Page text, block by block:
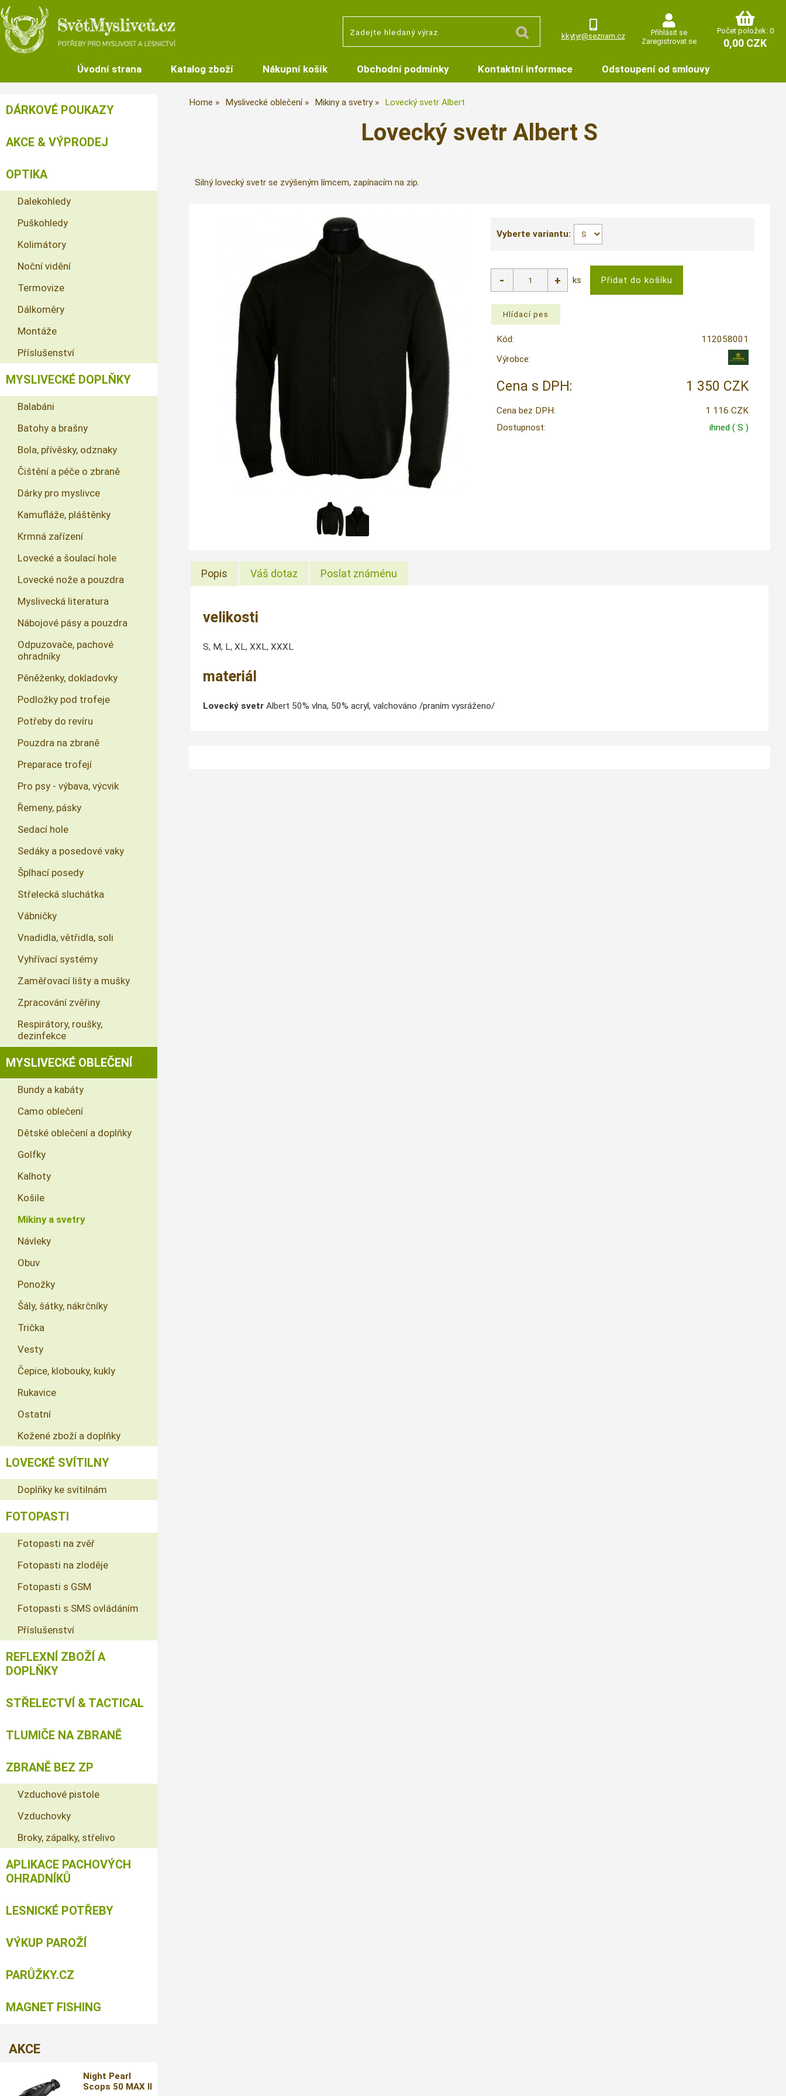
kkytyr@seznam.cz
Přihlásit se
Zaregistrovat se
Počet položek: 0
0,00 CZK
Úvodní strana Katalog zboží Nákupní košík Obchodní podmínky Kontaktní informace Odstoupení od smlouvy
Home Myslivecké oblečení Mikiny a svetry Lovecký svetr Albert
Lovecký svetr Albert S
Silný lovecký svetr se zvýšeným límcem, zapínacím na zip.
Vyberte variantu:
ks
Kód:
112058001
Výrobce:
Cena s DPH: 1 350 CZK
Cena bez DPH:
1 116 CZK
Dostupnost:
ihned ( S )
Popis Váš dotaz Poslat známénu
velikosti
S, M, L, XL, XXL, XXXL
materiál
Lovecký svetr Albert 50% vlna, 50% acryl, valchováno /praním vysráženo/
DÁRKOVÉ POUKAZY
AKCE & VÝPRODEJ
OPTIKA
Dalekohledy
Puškohledy
Kolimátory
Noční vidění
Termovize
Dálkoměry
Montáže
Příslušenství
MYSLIVECKÉ DOPLŇKY
Balabáni
Batohy a brašny
Bola, přívěsky, odznaky
Čištění a péče o zbraně
Dárky pro myslivce
Kamufláže, pláštěnky
Krmná zařízení
Lovecké a šoulací hole
Lovecké nože a pouzdra
Myslivecká literatura
Nábojové pásy a pouzdra
Odpuzovače, pachové
ohradníky
Pěněženky, dokladovky
Podložky pod trofeje
Potřeby do revíru
Pouzdra na zbraně
Preparace trofejí
Pro psy - výbava, výcvik
Řemeny, pásky
Sedací hole
Sedáky a posedové vaky
Šplhací posedy
Střelecká sluchátka
Vábničky
Vnadidla, větřidla, soli
Vyhřívací systémy
Zaměřovací lišty a mušky
Zpracování zvěřiny
Respirátory, roušky,
dezinfekce
MYSLIVECKÉ OBLEČENÍ
Bundy a kabáty
Camo oblečení
Dětské oblečení a doplňky
Golfky
Kalhoty
Košile
Mikiny a svetry
Návleky
Obuv
Ponožky
Šály, šátky, nákrčníky
Trička
Vesty
Čepice, klobouky, kukly
Rukavice
Ostatní
Kožené zboží a doplňky
LOVECKÉ SVÍTILNY
Doplňky ke svítilnám
FOTOPASTI
Fotopasti na zvěř
Fotopasti na zloděje
Fotopasti s GSM
Fotopasti s SMS ovládáním
Příslušenství
REFLEXNÍ ZBOŽÍ A
DOPLŇKY
STŘELECTVÍ & TACTICAL
TLUMIČE NA ZBRANĚ
ZBRANĚ BEZ ZP
Vzduchové pistole
Vzduchovky
Broky, zápalky, střelivo
APLIKACE PACHOVÝCH
OHRADNÍKŮ
LESNICKÉ POTŘEBY
VÝKUP PAROŽÍ
PARŮŽKY.CZ
MAGNET FISHING
AKCE
Night Pearl
Scops 50 MAX II